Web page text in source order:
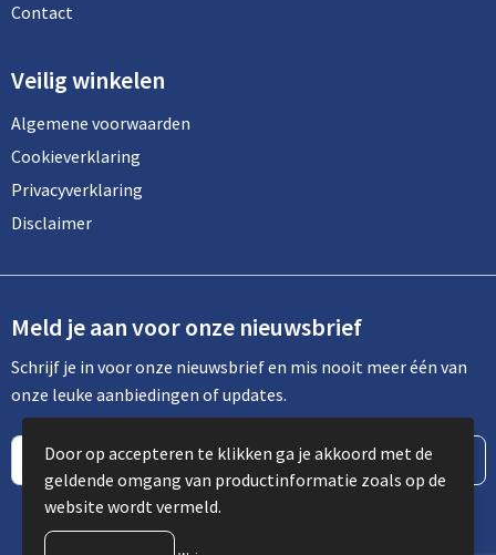
Contact
Veilig winkelen
Algemene voorwaarden
Cookieverklaring
Privacyverklaring
Disclaimer
Meld je aan voor onze nieuwsbrief
Schrijf je in voor onze nieuwsbrief en mis nooit meer één van
onze leuke aanbiedingen of updates.
Door op accepteren te klikken ga je akkoord met de
geldende omgang van productinformatie zoals op de
website wordt vermeld.